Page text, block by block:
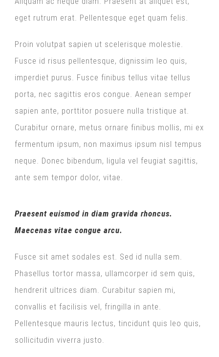
eget rutrum erat. Pellentesque eget quam felis.
Proin volutpat sapien ut scelerisque molestie.
Fusce id risus pellentesque, dignissim leo quis,
imperdiet purus. Fusce finibus tellus vitae tellus
porta, nec sagittis eros congue. Aenean semper
sapien ante, porttitor posuere nulla tristique at.
Curabitur ornare, metus ornare finibus mollis, mi ex
fermentum ipsum, non maximus ipsum nisl tempus
neque. Donec bibendum, ligula vel feugiat sagittis,
ante sem tempor dolor, vitae.
Praesent euismod in diam gravida rhoncus.
Maecenas vitae congue arcu.
Fusce sit amet sodales est. Sed id nulla sem.
Phasellus tortor massa, ullamcorper id sem quis,
hendrerit ultrices diam. Curabitur sapien mi,
convallis et facilisis vel, fringilla in ante.
Pellentesque mauris lectus, tincidunt quis leo quis,
sollicitudin viverra justo.